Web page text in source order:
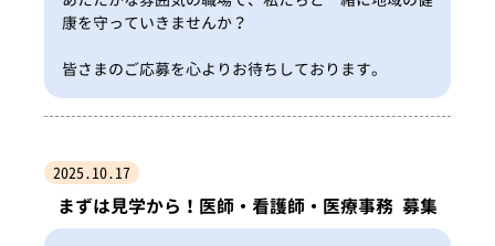
康を守っていきませんか？
皆さまのご応募を心よりお待ちしております。
2025.10.17
まずは見学から！医師・看護師・医療事務 募集